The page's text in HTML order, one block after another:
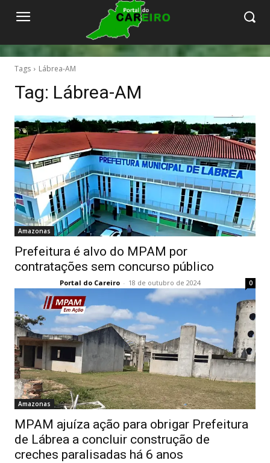
Tags Lábrea-AM
Tag: Lábrea-AM
Amazonas
Prefeitura é alvo do MPAM por
contratações sem concurso público
Portal do Careiro - 18 de outubro de 2024 0
Amazonas
MPAM ajuíza ação para obrigar Prefeitura
de Lábrea a concluir construção de
creches paralisadas há 6 anos